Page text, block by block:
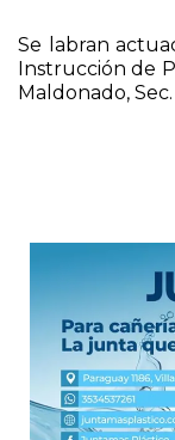
Se labran
Instrucción de
Maldonado,